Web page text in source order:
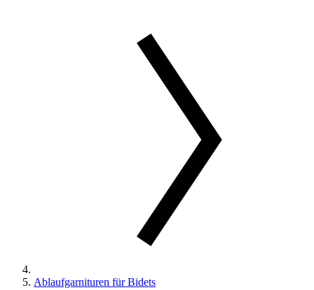
Ablaufgarnituren für Bidets